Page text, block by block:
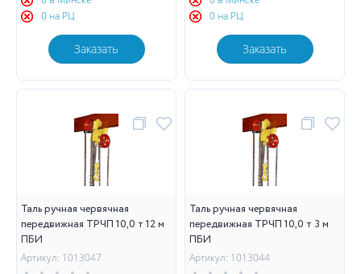
0 на РЦ
Заказать
0 на РЦ
Заказать
Таль ручная червячная
передвижная ТРЧП 10,0 т 12 м
ПБИ
Артикул: 1013047
Таль ручная червячная
передвижная ТРЧП 10,0 т 3 м
ПБИ
Артикул: 1013044